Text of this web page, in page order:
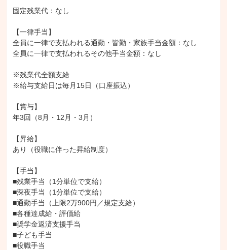
固定残業代：なし
【一律手当】
全員に一律で支払われる通勤・皆勤・家族手当金額：なし
全員に一律で支払われるその他手当金額：なし
※残業代全額支給
※給与支給日は毎月15日（口座振込）
【賞与】
年3回（8月・12月・3月）
【昇給】
あり（役職に伴った昇給制度）
【手当】
■残業手当（1分単位で支給）
■深夜手当（1分単位で支給）
■通勤手当（上限2万900円／規定支給）
■各種達成給・評価給
■奨学金返済支援手当
■子ども手当
■役職手当